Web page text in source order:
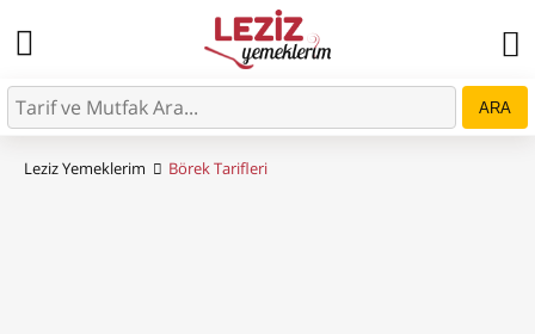
ARA
Leziz Yemeklerim Börek Tarifleri